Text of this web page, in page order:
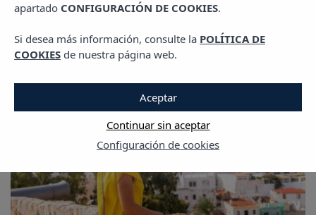
apartado CONFIGURACIÓN DE COOKIES.
Si desea más información, consulte la POLÍTICA DE
COOKIES de nuestra página web.
Configuración de cookies
Continuar sin aceptar
Aceptar